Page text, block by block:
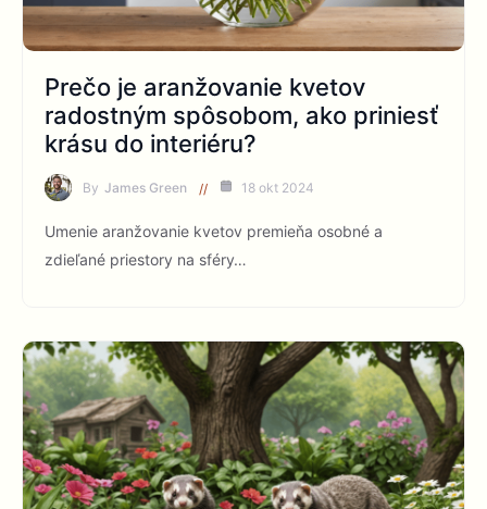
Prečo je aranžovanie kvetov
radostným spôsobom, ako priniesť
krásu do interiéru?
By James Green 18 okt 2024
Umenie aranžovanie kvetov premieňa osobné a
zdieľané priestory na sféry…